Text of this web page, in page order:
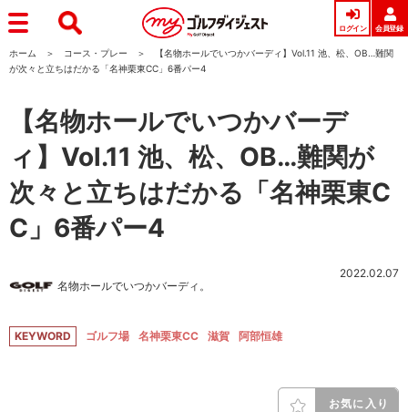
ログイン 会員登録
ホーム コース・プレー
【名物ホールでいつかバーディ】Vol.11 池、松、OB…難関
が次々と立ちはだかる「名神栗東CC」6番パー4
【名物ホールでいつかバーデ
ィ】Vol.11 池、松、OB…難関が
次々と立ちはだかる「名神栗東C
C」6番パー4
名物ホールでいつかバーディ。
2022.02.07
KEYWORD ゴルフ場 名神栗東CC 滋賀 阿部恒雄
お気に入り